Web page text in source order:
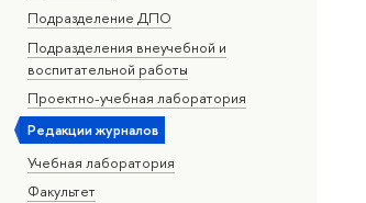
Подразделение ДПО
Подразделения внеучебной и
воспитательной работы
Проектно-учебная лаборатория
Редакции журналов
Учебная лаборатория
Факультет